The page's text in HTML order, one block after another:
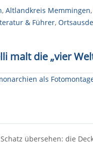
, Altlandkreis Memmingen,
& Führer,
malt die „vier
übersehen: die